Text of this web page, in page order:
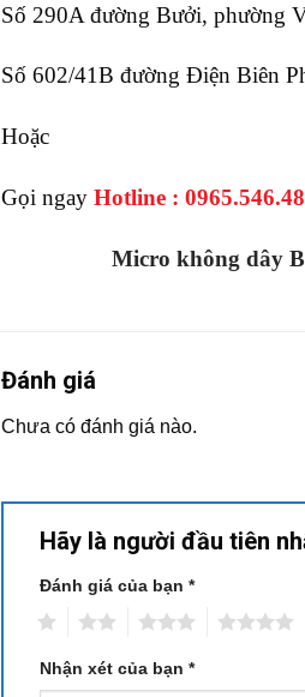
Số 290A đường Bưởi, phường
Số 602/41B đường Điện Biên
Hoặc
Gọi ngay Hotline :
Micro không dây
Đánh giá
Chưa có đánh giá nào.
Hãy là người đầu tiên
Đánh giá của bạn*
Nhận xét của bạn*